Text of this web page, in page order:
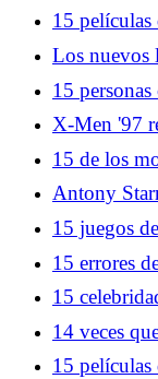
Silo se
15 películas
todavía
Los nuevos
Netflix tiene
15
la trama de
X-Men '97
15 de los
Antony
por su
15 juegos
encantaría
15 errores
hayan
15
legítimos
14 veces
estado de
15 películas